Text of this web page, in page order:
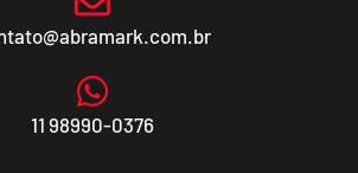
11 98990-0376